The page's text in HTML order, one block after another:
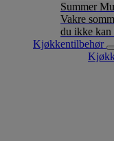
Summer
Vakre
du ikke kan
Kjøkkentilbehør